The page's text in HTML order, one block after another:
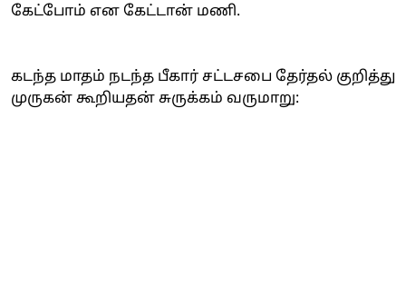
கேட்போம் என கேட்டான் மணி.
கடந்த மாதம் நடந்த பீகார் சட்டசபை தேர்தல் குறித்து
முருகன் கூறியதன் சுருக்கம் வருமாறு: